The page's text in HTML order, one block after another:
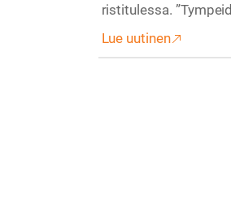
ristitulessa.
Lue uutinen